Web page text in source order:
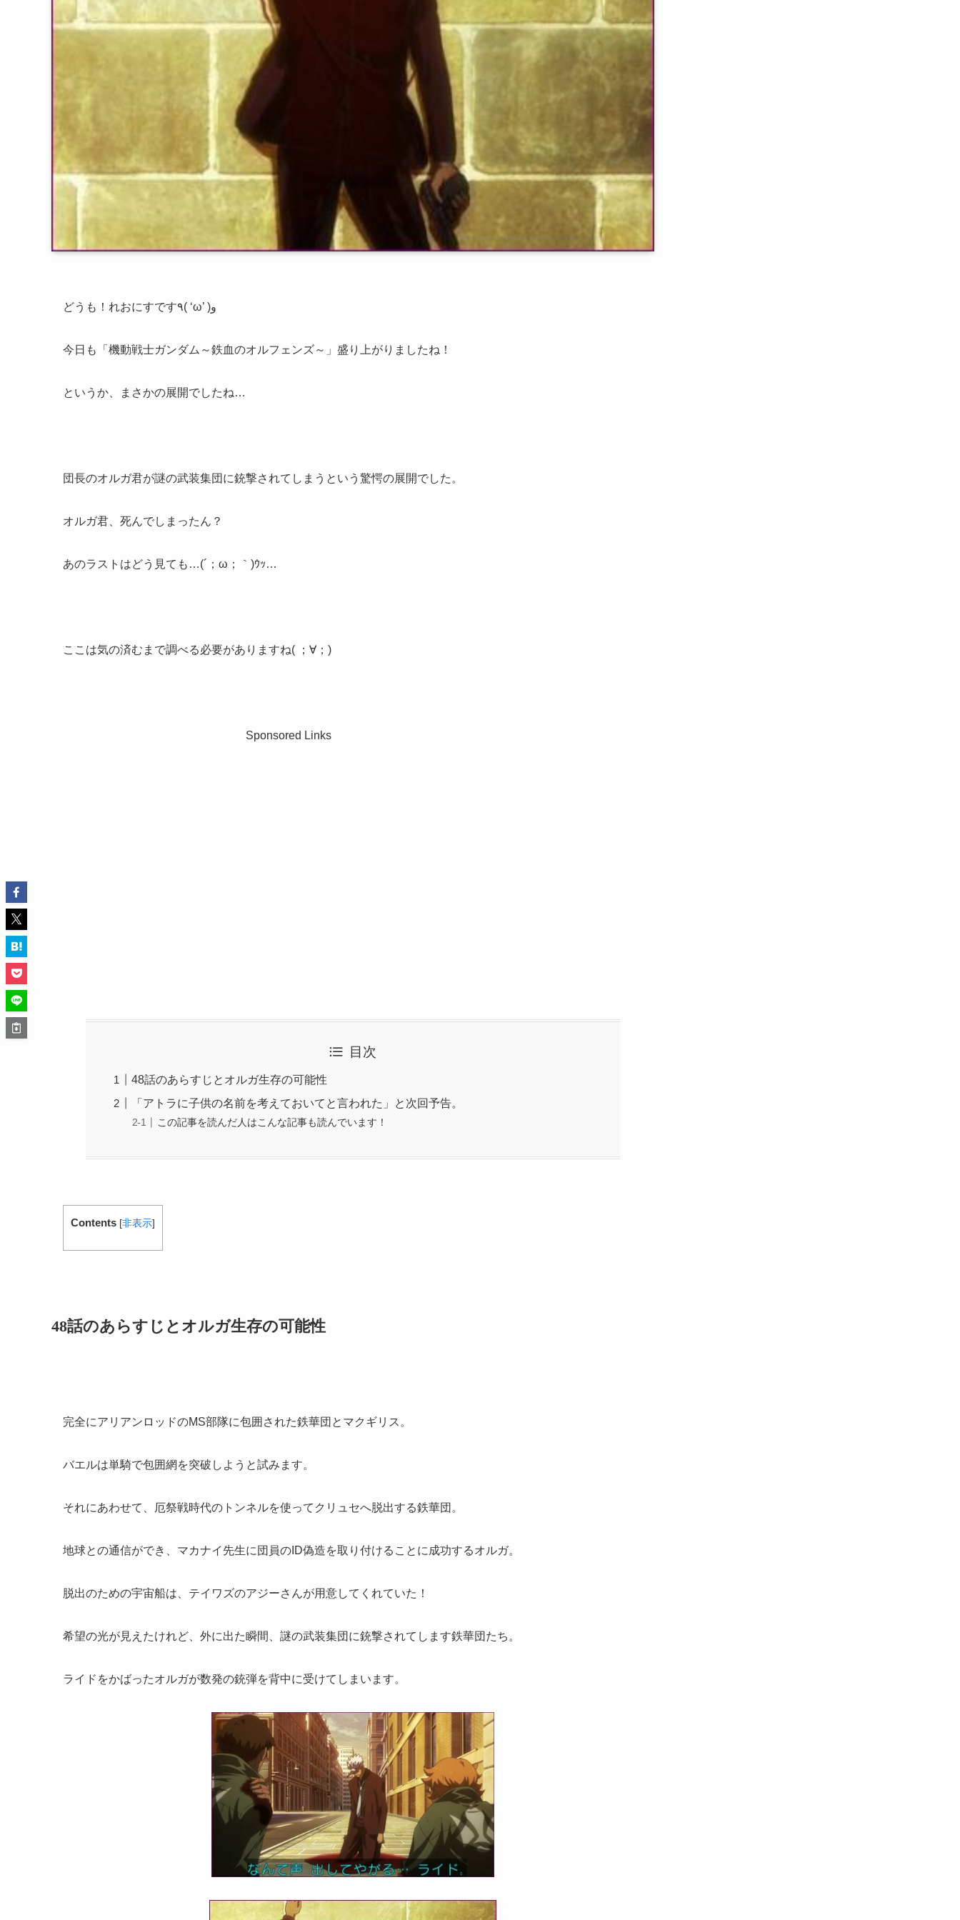
どうも！れおにすです٩( ‘ω’ )و
今日も「機動戦士ガンダム～鉄血のオルフェンズ～」盛り上がりましたね！
というか、まさかの展開でしたね…
団長のオルガ君が謎の武装集団に銃撃されてしまうという驚愕の展開でした。
オルガ君、死んでしまったん？
あのラストはどう見ても…(´；ω；｀)ｳｯ…
ここは気の済むまで調べる必要がありますね( ；∀；)
Sponsored Links
目次
48話のあらすじとオルガ生存の可能性
「アトラに子供の名前を考えておいてと言われた」と次回予告。
この記事を読んだ人はこんな記事も読んでいます！
Contents [非表示]
48話のあらすじとオルガ生存の可能性
完全にアリアンロッドのMS部隊に包囲された鉄華団とマクギリス。
バエルは単騎で包囲網を突破しようと試みます。
それにあわせて、厄祭戦時代のトンネルを使ってクリュセへ脱出する鉄華団。
地球との通信ができ、マカナイ先生に団員のID偽造を取り付けることに成功するオルガ。
脱出のための宇宙船は、テイワズのアジーさんが用意してくれていた！
希望の光が見えたけれど、外に出た瞬間、謎の武装集団に銃撃されてします鉄華団たち。
ライドをかばったオルガが数発の銃弾を背中に受けてしまいます。